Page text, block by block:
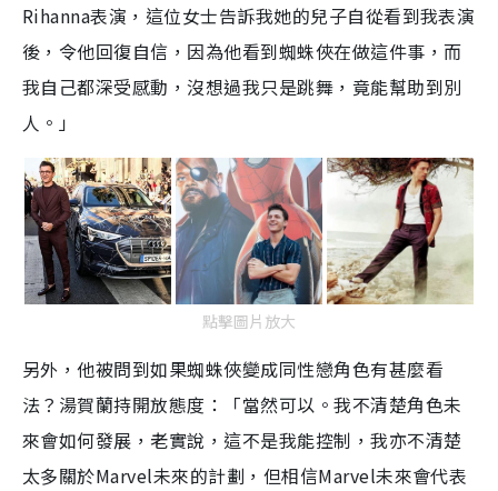
Rihanna表演，這位女士告訴我她的兒子自從看到我表演
後，令他回復自信，因為他看到蜘蛛俠在做這件事 ，而
我自己都深受感動，沒想過我只是跳舞，竟能幫助到別
人。」
點擊圖片放大
另外，他被問到如果蜘蛛俠變成同性戀角色有甚麼看
法？湯賀蘭持開放態度：「當然可以。我不清楚角色未
來會如何發展，老實說，這不是我能控制，我亦不清楚
太多關於Marvel未來的計劃，但相信Marvel未來會代表